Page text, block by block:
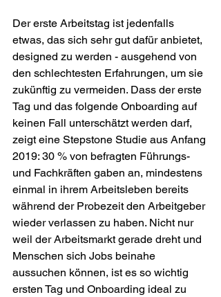
Der erste Arbeitstag ist jedenfalls
etwas, das sich sehr gut dafür anbietet,
designed zu werden - ausgehend von
den schlechtesten Erfahrungen, um sie
zukünftig zu vermeiden. Dass der erste
Tag und das folgende Onboarding auf
keinen Fall unterschätzt werden darf,
zeigt eine Stepstone Studie aus Anfang
2019: 30 % von befragten Führungs-
und Fachkräften gaben an, mindestens
einmal in ihrem Arbeitsleben bereits
während der Probezeit den Arbeitgeber
wieder verlassen zu haben. Nicht nur
weil der Arbeitsmarkt gerade dreht und
Menschen sich Jobs beinahe
aussuchen können, ist es so wichtig
ersten Tag und Onboarding ideal zu